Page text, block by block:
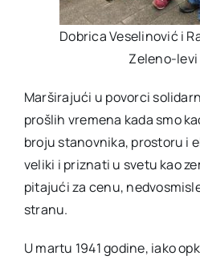
Dobrica Veselinović i
Zeleno-
Marširajući u povorci
prošlih vremena kada smo
broju stanovnika, prostoru i
veliki i priznati u svetu kao
pitajući za cenu,
stranu.
U martu 1941 godine, iako